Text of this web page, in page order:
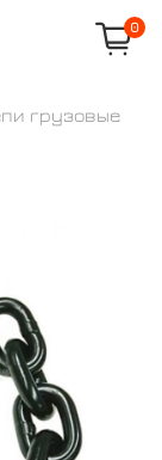
0
грузовые